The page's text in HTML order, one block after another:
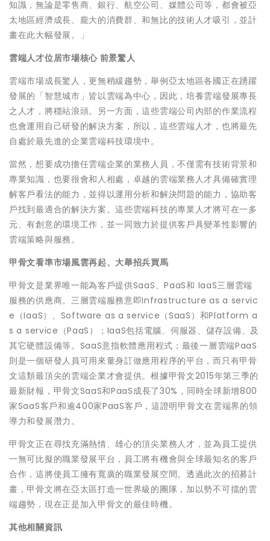
知識，無論是零售商、銀行、航空公司、媒體公司等，都會被亞
太地區經濟成長、龐大的消費群、和無比的技術人才吸引，並計
畫在此大幅發展。」
雲端人才位居市場核心 前景驚人
雲端市場成長驚人，更無稍緩趨勢，舉例亞太地區各國正在踴躍
發展的「智慧城市」皆以雲端為中心，因此，培養雲端發展專長
之人才，將穩站浪頭。另一方面，這些雲端公司內部的作業流程
也會運用自己研發的解決方案，所以，這些雲端人才，也將最先
自處於最先進的企業雲端科技環境中。
當然，想要成功擔任雲端企業的業務人員，不僅需有技術背景和
專業知識，也要很會和人相處，卓越的雲端業務人才具備確實理
解客戶看法的能力，並得以運用分析和解決問題的能力，協助客
戶找到最適合的解決方案。這些雲端科技的專業人才將可在一多
元、有創意的環境工作，並一同致力於提供客戶具變革性影響的
雲端策略與服務。
甲骨文看準市場風雲再起、大舉招兵買馬
甲骨文是業界唯一能為客戶提供SaaS、PaaS和 IaaS三層雲端
服務的供應商。三層雲端服務意即Infrastructure as a servic
e（IaaS）、Software as a service（SaaS）和Platform a
s a service（PaaS）；IaaS包括電腦、伺服器、儲存設備、及
其它硬體設備等。SaaS意指軟體應用程式；最後一層雲端PaaS
則是一個研發人員可用來量身訂做應用程序的平台，而只有甲骨
文這類最頂尖的雲端企業才會提供。根據甲骨文2015年第三季的
最新財報，甲骨文SaaS和PaaS成長了30%，同時全球新增800
家SaaS客戶和逾400家PaaS客戶，這證明甲骨文在雲端界的領
導力和發展潛力。
甲骨文正在尋找充滿熱情、雄心的頂尖業務人才，並為員工提供
一無可比擬的職業發展平台，員工將有機會與全球最知名的客戶
合作，這將使員工擁有寬廣的職業發展空間。透過此次的招募計
畫，甲骨文將在亞太區打造一世界級的團隊，加以勢不可擋的雲
端趨勢，現在正是加入甲骨文的最佳時機。
其他相關資訊